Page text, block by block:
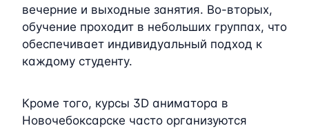
вечерние и выходные занятия. Во-вторых,
обучение проходит в небольших группах, что
обеспечивает индивидуальный подход к
каждому студенту.
Кроме того, курсы 3D аниматора в
Новочебоксарске часто организуются